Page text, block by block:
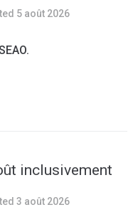
5 août 2026
inclusivement
3 août 2026